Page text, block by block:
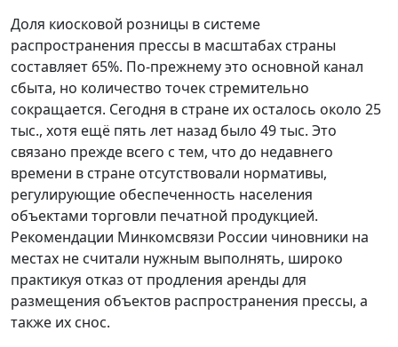
Доля киосковой розницы в системе
распространения прессы в масштабах страны
составляет 65%. По-прежнему это основной канал
сбыта, но количество точек стремительно
сокращается. Сегодня в стране их осталось около 25
тыс., хотя ещё пять лет назад было 49 тыс. Это
связано прежде всего с тем, что до недавнего
времени в стране отсутствовали нормативы,
регулирующие обеспеченность населения
объектами торговли печатной продукцией.
Рекомендации Минкомсвязи России чиновники на
местах не считали нужным выполнять, широко
практикуя отказ от продления аренды для
размещения объектов распространения прессы, а
также их снос.